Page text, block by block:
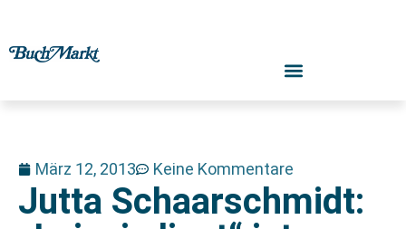
März 12, 2013 Keine Kommentare
Jutta Schaarschmidt: